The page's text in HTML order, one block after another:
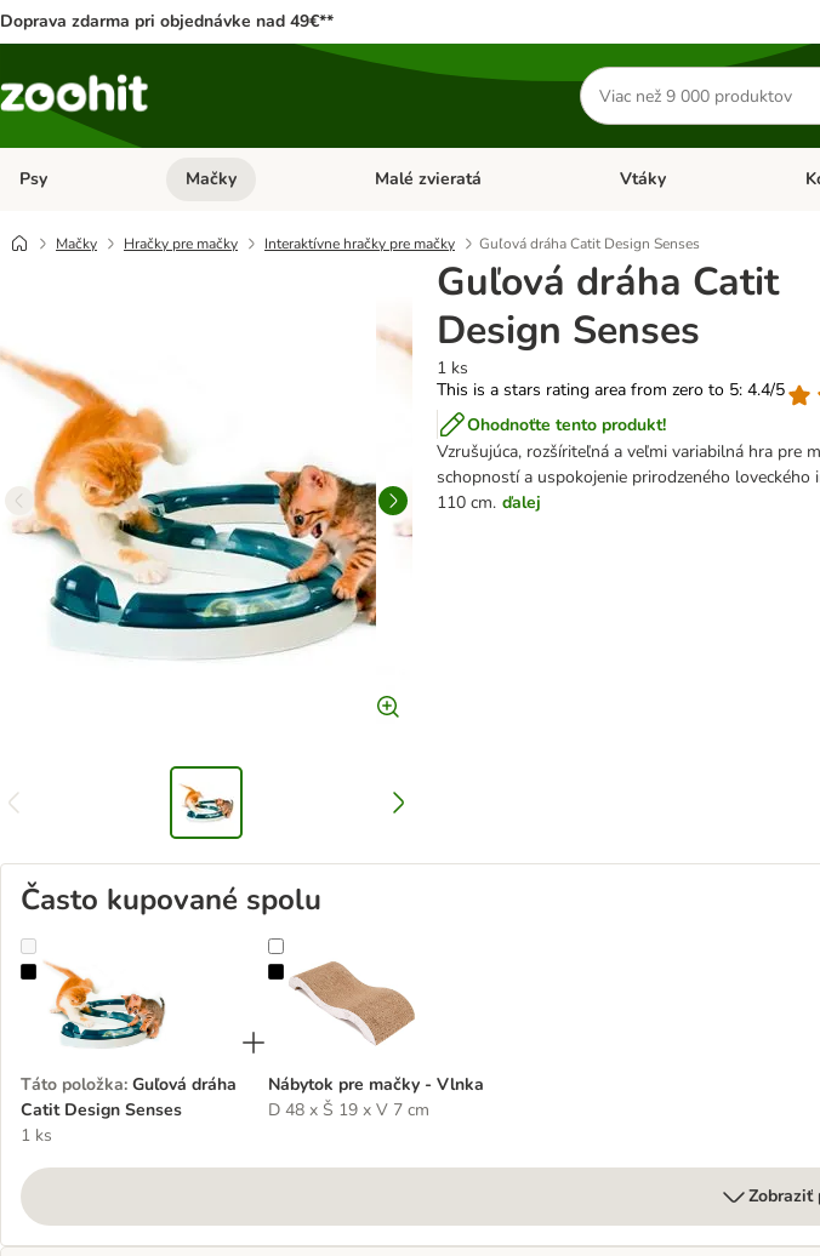
Doprava zdarma pri objednávke nad 49€**
Hľadať
produkty
Psy Otvoriť menu: Psy
Mačky Otvoriť menu: Mačky
Malé zvieratá Otvoriť menu: Malé zvieratá
Vtáky
Mačky Hračky pre mačky Interaktívne hračky pre mačky Guľová dráha Catit Design Senses
Guľová dráha Catit
Design Senses
1 ks
This is a stars rating area from zero to 5: 4.4/5
Ohodnoťte tento produkt!
Vzrušujúca, rozšíriteľná a veľmi variabilná hra pre
schopností a uspokojenie prirodzeného loveckého
110 cm. ďalej
Často kupované spolu
Guľová dráha Catit Design Senses
Táto položka: Guľová dráha
Catit Design Senses
1 ks
Nábytok pre mačky - Vlnka
Nábytok pre mačky - Vlnka
D 48 x Š 19 x V 7 cm
Zobraziť